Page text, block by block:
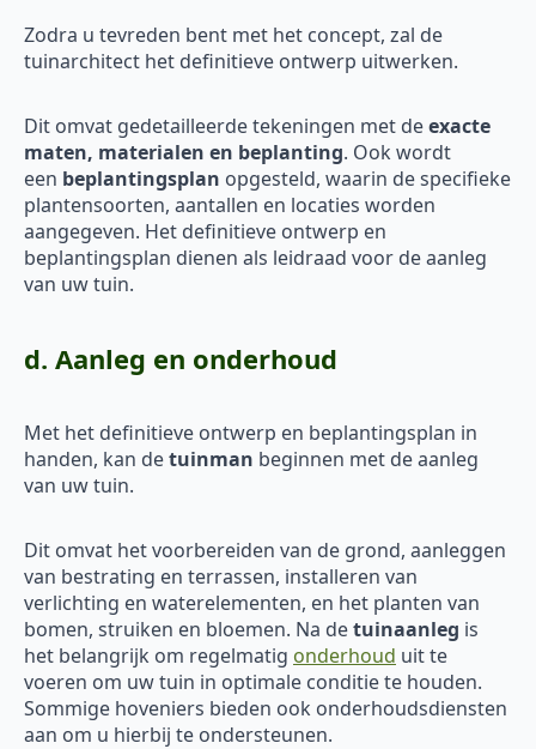
Zodra u tevreden bent met het concept, zal de
tuinarchitect het definitieve ontwerp uitwerken.
Dit omvat gedetailleerde tekeningen met deexacte
maten, materialen en beplanting. Ook wordt
een beplantingsplan opgesteld, waarin de specifieke
plantensoorten, aantallen en locaties worden
aangegeven. Het definitieve ontwerp en
beplantingsplan dienen als leidraad voor de aanleg
van uw tuin.
d. Aanleg en onderhoud
Met het definitieve ontwerp en beplantingsplan in
handen, kan detuinman beginnen met de aanleg
van uw tuin.
Dit omvat het voorbereiden van de grond, aanleggen
van bestrating en terrassen, installeren van
verlichting en waterelementen, en het planten van
bomen, struiken en bloemen. Na detuinaanleg is
het belangrijk om regelmatig onderhoud uit te
voeren om uw tuin in optimale conditie te houden.
Sommige hoveniers bieden ook onderhoudsdiensten
aan om u hierbij te ondersteunen.